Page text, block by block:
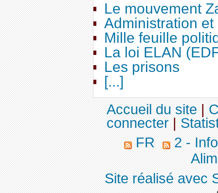
Le mouvement
Administration
Mille feuille
La loi ELAN
Les prisons
[...]
Accueil du site|
connecter|
FR
2 -
Site réalisé avec